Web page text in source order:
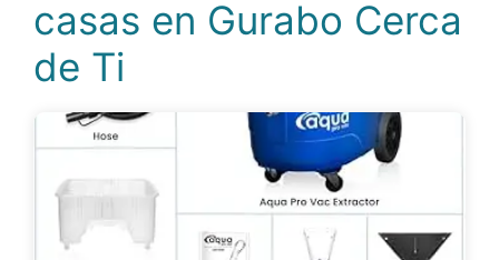
casas en Gurabo Cerca
de Ti